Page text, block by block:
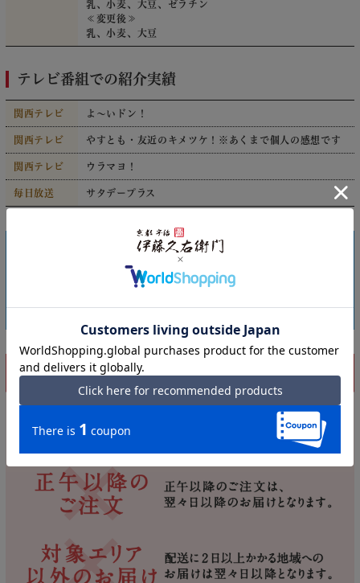
乳、小麦、大豆、ゼラチン
≪変更後≫
乳、小麦、大豆
テレビ番組での紹介実績
関西テレビ よ～いドン！
関西テレビ やすとも・友近のキメツケ！※あくまで個人の感想です
関西テレビ ウラマヨ！
毎日放送 サタデープラス